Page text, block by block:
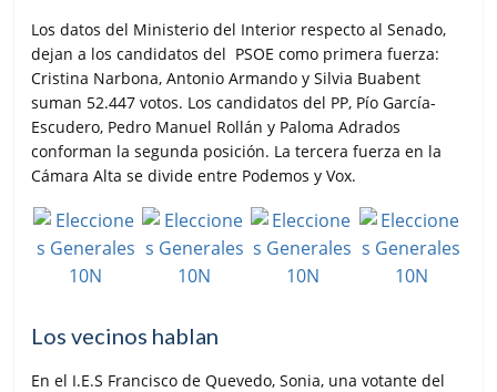
Los datos del Ministerio del Interior respecto al Senado,
dejan a los candidatos del PSOE como primera fuerza:
Cristina Narbona, Antonio Armando y Silvia Buabent
suman 52.447 votos. Los candidatos del PP, Pío García-
Escudero, Pedro Manuel Rollán y Paloma Adrados
conforman la segunda posición. La tercera fuerza en la
Cámara Alta se divide entre Podemos y Vox.
Los vecinos hablan
En el I.E.S Francisco de Quevedo, Sonia, una votante del